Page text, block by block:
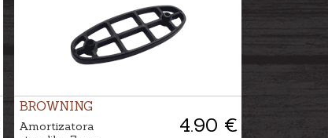
BROWNING
4.90 €
Amortizatora